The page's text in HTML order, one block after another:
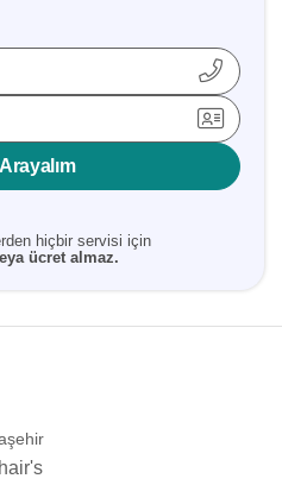
hiçbir servisi için
ücret almaz.